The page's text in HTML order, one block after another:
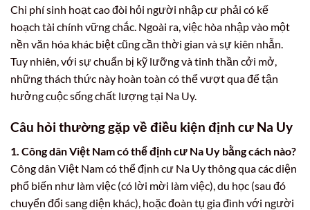
Chi phí sinh hoạt cao đòi hỏi người nhập cư phải có kế
hoạch tài chính vững chắc. Ngoài ra, việc hòa nhập vào một
nền văn hóa khác biệt cũng cần thời gian và sự kiên nhẫn.
Tuy nhiên, với sự chuẩn bị kỹ lưỡng và tinh thần cởi mở,
những thách thức này hoàn toàn có thể vượt qua để tận
hưởng cuộc sống chất lượng tại Na Uy.
Câu hỏi thường gặp về điều kiện định cư Na Uy
1. Công dân Việt Nam có thể định cư Na Uy bằng cách nào?
Công dân Việt Nam có thể định cư Na Uy thông qua các diện
phổ biến như làm việc (có lời mời làm việc), du học (sau đó
chuyển đổi sang diện khác), hoặc đoàn tụ gia đình với người